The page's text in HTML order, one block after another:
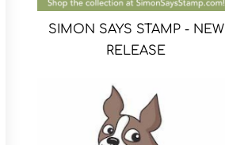
SIMON SAYS STAMP - NEW
RELEASE